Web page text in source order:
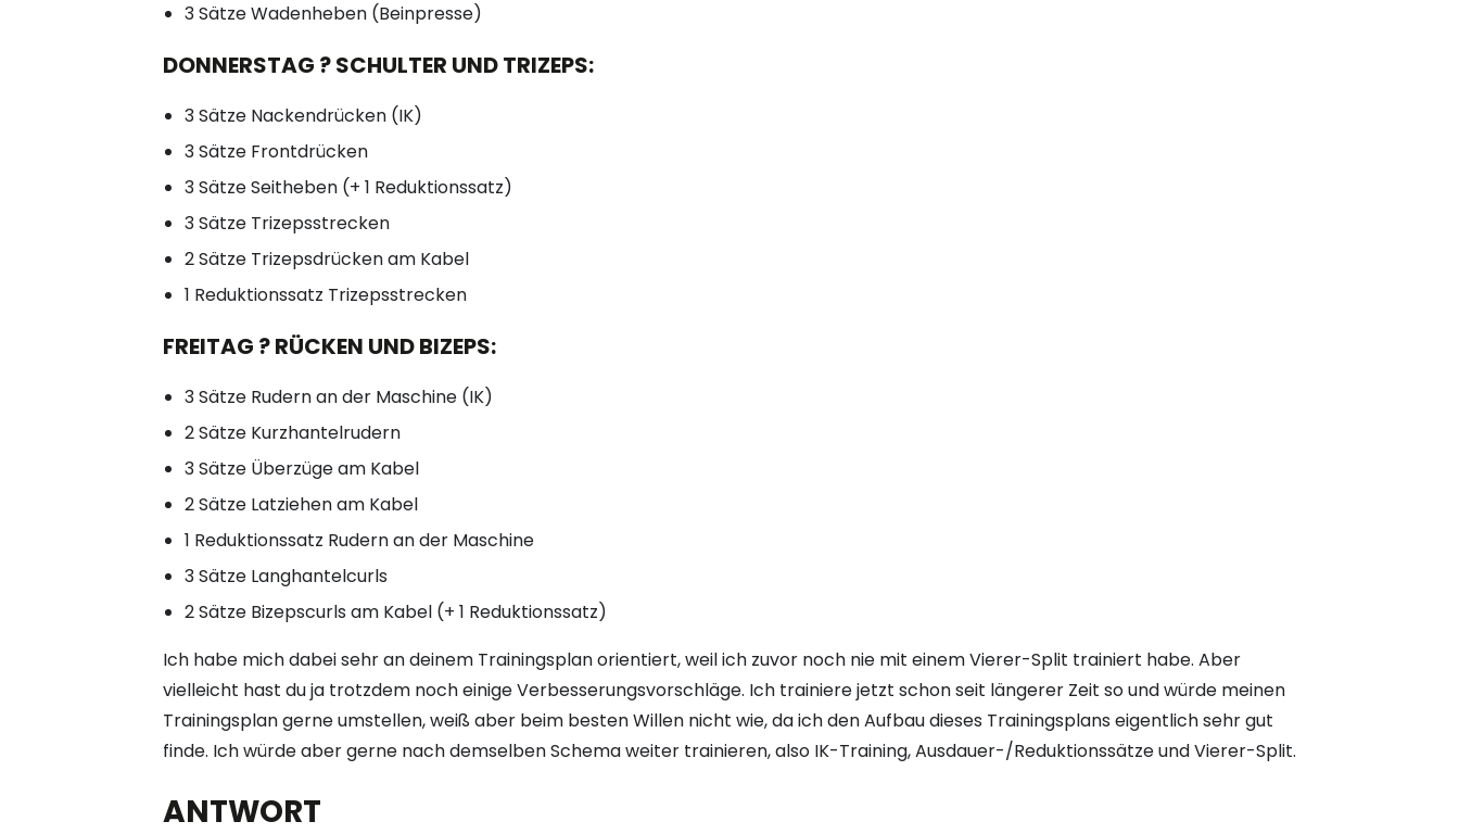
3 Sätze Wadenheben (Beinpresse)
DONNERSTAG ? SCHULTER UND TRIZEPS:
3 Sätze Nackendrücken (IK)
3 Sätze Frontdrücken
3 Sätze Seitheben (+ 1 Reduktionssatz)
3 Sätze Trizepsstrecken
2 Sätze Trizepsdrücken am Kabel
1 Reduktionssatz Trizepsstrecken
FREITAG ? RÜCKEN UND BIZEPS:
3 Sätze Rudern an der Maschine (IK)
2 Sätze Kurzhantelrudern
3 Sätze Überzüge am Kabel
2 Sätze Latziehen am Kabel
1 Reduktionssatz Rudern an der Maschine
3 Sätze Langhantelcurls
2 Sätze Bizepscurls am Kabel (+ 1 Reduktionssatz)
Ich habe mich dabei sehr an deinem Trainingsplan orientiert, weil ich zuvor noch nie mit einem Vierer-Split trainiert habe. Aber
vielleicht hast du ja trotzdem noch einige Verbesserungsvorschläge. Ich trainiere jetzt schon seit längerer Zeit so und würde meinen
Trainingsplan gerne umstellen, weiß aber beim besten Willen nicht wie, da ich den Aufbau dieses Trainingsplans eigentlich sehr gut
finde. Ich würde aber gerne nach demselben Schema weiter trainieren, also IK-Training, Ausdauer-/Reduktionssätze und Vierer-Split.
ANTWORT